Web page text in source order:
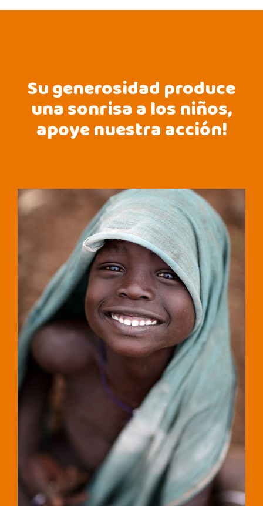
Su generosidad produce
una sonrisa a los niños,
apoye nuestra acción!